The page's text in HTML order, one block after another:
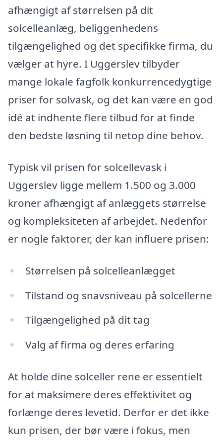
afhængigt af størrelsen på dit
solcelleanlæg, beliggenhedens
tilgængelighed og det specifikke firma, du
vælger at hyre. I Uggerslev tilbyder
mange lokale fagfolk konkurrencedygtige
priser for solvask, og det kan være en god
idé at indhente flere tilbud for at finde
den bedste løsning til netop dine behov.
Typisk vil prisen for solcellevask i
Uggerslev ligge mellem 1.500 og 3.000
kroner afhængigt af anlæggets størrelse
og kompleksiteten af arbejdet. Nedenfor
er nogle faktorer, der kan influere prisen:
Størrelsen på solcelleanlægget
Tilstand og snavsniveau på solcellerne
Tilgængelighed på dit tag
Valg af firma og deres erfaring
At holde dine solceller rene er essentielt
for at maksimere deres effektivitet og
forlænge deres levetid. Derfor er det ikke
kun prisen, der bør være i fokus, men